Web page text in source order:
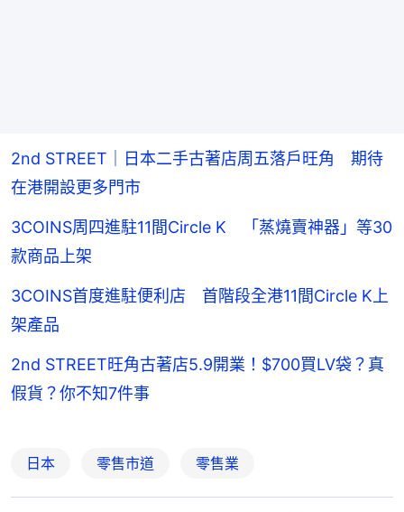
2nd STREET｜日本二手古著店周五落戶旺角 期待
在港開設更多門市
3COINS周四進駐11間Circle K 「蒸燒賣神器」等30
款商品上架
3COINS首度進駐便利店 首階段全港11間Circle K上
架產品
2nd STREET旺角古著店5.9開業！$700買LV袋？真
假貨？你不知7件事
日本 零售市道 零售業